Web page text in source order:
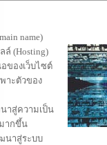
name)
(Hosting)
ของเว็บไซต์
าะตัวของ
าสู่ความเป็น
ากขึ้น
นาสู่ระบบ